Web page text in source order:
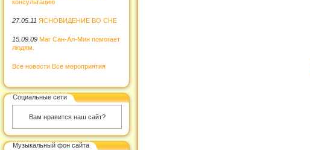
консультацию
27.05.11 ЯСНОВИДЕНИЕ ВО СНЕ
15.09.09 Маг Сан-Ал-Мин помогает
людям.
Все новости Все мероприятия
Социальные сети
Вам нравится наш сайт?
Музыкальный фон сайта